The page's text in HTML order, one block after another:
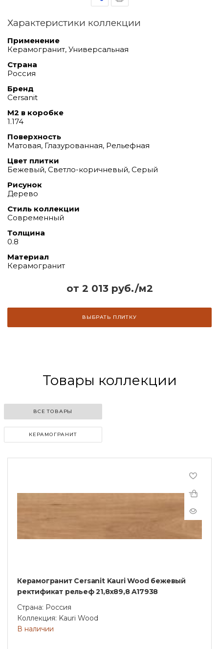
от 2 013 руб./м2
ВЫБРАТЬ ПЛИТКУ
Характеристики коллекции
Применение
Керамогранит, Универсальная
Страна
Россия
Бренд
Cersanit
М2 в коробке
1.174
Поверхность
Матовая, Глазурованная, Рельефная
Цвет плитки
Бежевый, Светло-коричневый, Серый
Рисунок
Дерево
Стиль коллекции
Современный
Толщина
0.8
Материал
Керамогранит
Товары коллекции
ВСЕ ТОВАРЫ
КЕРАМОГРАНИТ
Керамогранит Cersanit Kauri Wood бежевый
ректификат рельеф 21,8x89,8 A17938
Страна: Россия
Коллекция: Kauri Wood
В наличии